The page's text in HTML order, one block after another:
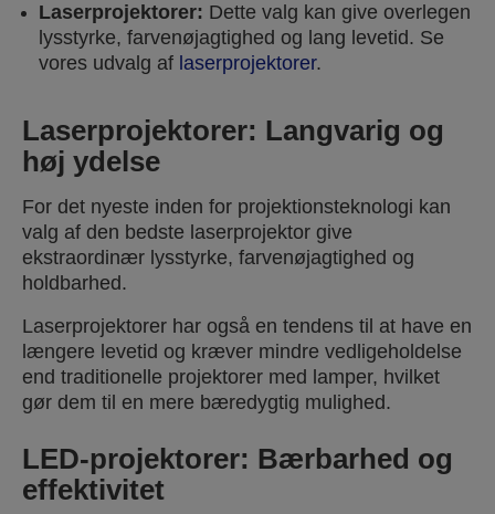
Laserprojektorer: Dette valg kan give overlegen
lysstyrke, farvenøjagtighed og lang levetid. Se
vores udvalg af laserprojektorer.
Laserprojektorer: Langvarig og
høj ydelse
For det nyeste inden for projektionsteknologi kan
valg af den bedste laserprojektor give
ekstraordinær lysstyrke, farvenøjagtighed og
holdbarhed.
Laserprojektorer har også en tendens til at have en
længere levetid og kræver mindre vedligeholdelse
end traditionelle projektorer med lamper, hvilket
gør dem til en mere bæredygtig mulighed.
LED-projektorer: Bærbarhed og
effektivitet